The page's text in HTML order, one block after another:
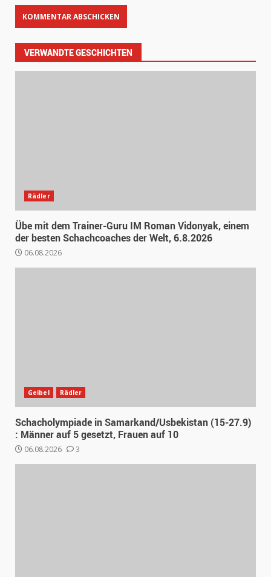
VERWANDTE GESCHICHTEN
Rädler
Übe mit dem Trainer-Guru IM Roman Vidonyak, einem
der besten Schachcoaches der Welt, 6.8.2026
06.08.2026
Geibel Rädler
Schacholympiade in Samarkand/Usbekistan (15-27.9)
: Männer auf 5 gesetzt, Frauen auf 10
06.08.2026 3